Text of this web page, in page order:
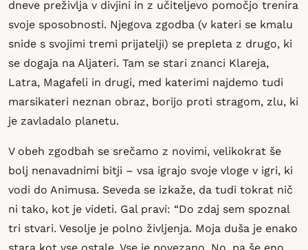
dneve preživlja v divjini in z učiteljevo pomočjo trenira
svoje sposobnosti. Njegova zgodba (v kateri se kmalu
snide s svojimi tremi prijatelji) se prepleta z drugo, ki
se dogaja na Aljateri. Tam se stari znanci Klareja,
Latra, Magafeli in drugi, med katerimi najdemo tudi
marsikateri neznan obraz, borijo proti stragom, zlu, ki
je zavladalo planetu.
V obeh zgodbah se srečamo z novimi, velikokrat še
bolj nenavadnimi bitji – vsa igrajo svoje vloge v igri, ki
vodi do Animusa. Seveda se izkaže, da tudi tokrat nič
ni tako, kot je videti. Gal pravi: “Do zdaj sem spoznal
tri stvari. Vesolje je polno življenja. Moja duša je enako